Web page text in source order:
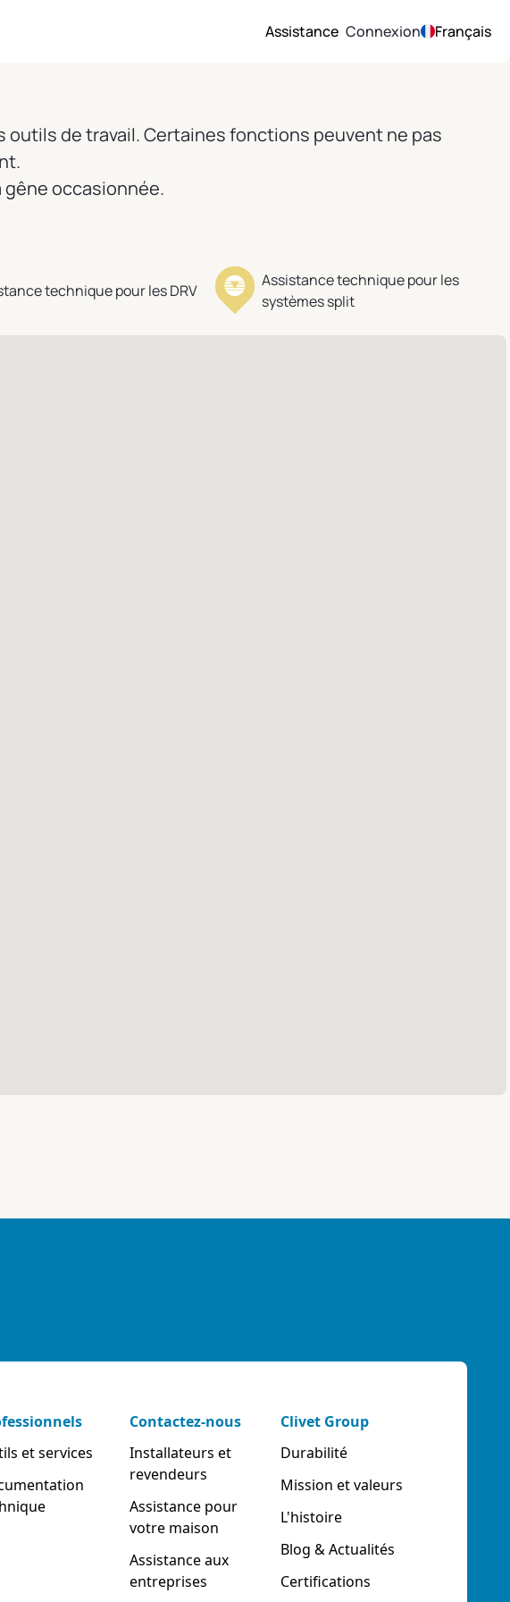
Assistance Connexion Français
de travail. Certaines fonctions peuvent ne pas
gêne occasionnée.
technique pour les DRV
Assistance technique pour les
systèmes split
et services
Contactez-nous
Installateurs et
revendeurs
Assistance pour
votre maison
Assistance aux
entreprises
Clivet Group
Durabilité
Mission et valeurs
L'histoire
Blog & Actualités
Certifications